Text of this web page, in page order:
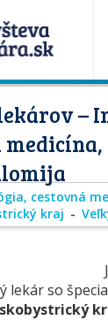
–
cestovná
kraj
lekár so